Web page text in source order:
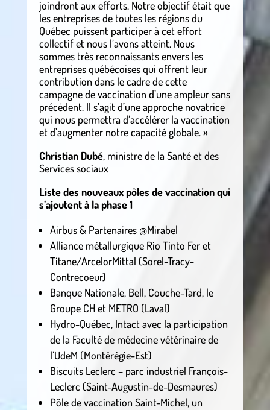
joindront aux efforts. Notre objectif était que
les entreprises de toutes les régions du
Québec puissent participer à cet effort
collectif et nous l’avons atteint. Nous
sommes très reconnaissants envers les
entreprises québécoises qui offrent leur
contribution dans le cadre de cette
campagne de vaccination d’une ampleur sans
précédent. Il s’agit d’une approche novatrice
qui nous permettra d’accélérer la vaccination
et d’augmenter notre capacité globale. »
Christian Dubé, ministre de la Santé et des
Services sociaux
Liste des nouveaux pôles de vaccination qui
s’ajoutent à la phase 1
Airbus & Partenaires @Mirabel
Alliance métallurgique Rio Tinto Fer et
Titane/ArcelorMittal (Sorel-Tracy-
Contrecoeur)
Banque Nationale, Bell, Couche-Tard, le
Groupe CH et METRO (Laval)
Hydro-Québec, Intact avec la participation
de la Faculté de médecine vétérinaire de
l’UdeM (Montérégie-Est)
Biscuits Leclerc – parc industriel François-
Leclerc (Saint-Augustin-de-Desmaures)
Pôle de vaccination Saint-Michel, un